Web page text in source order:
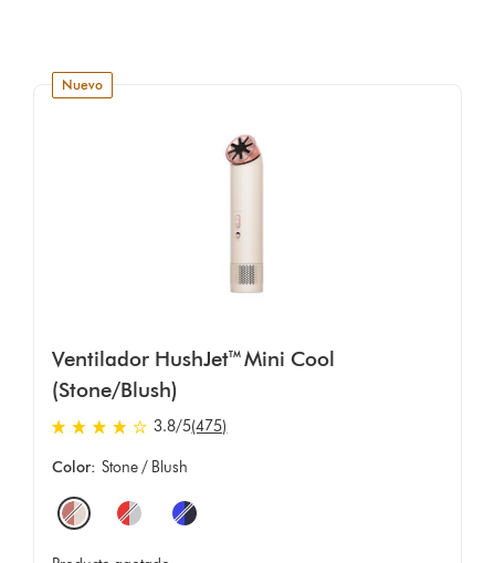
nuevo
Ventilador HushJet™ Mini Cool
(Stone/Blush)
3.8 estrellas de 5 de 475 Ratings
3.8/5(475)
Color:Stone / Blush
Options